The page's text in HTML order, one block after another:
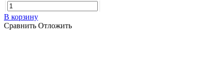
В корзину
Сравнить Отложить